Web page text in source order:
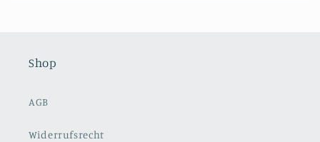
Shop
AGB
Widerrufsrecht